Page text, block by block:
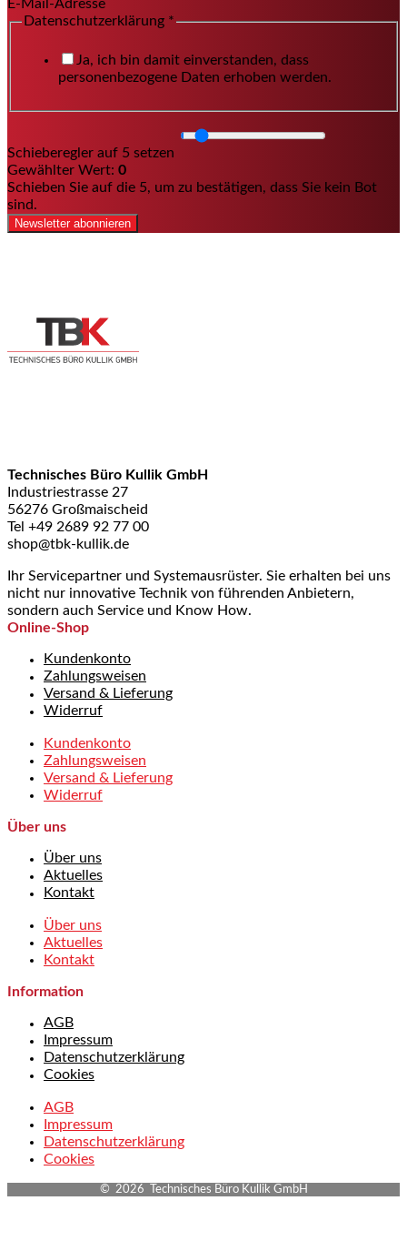
E-Mail-Adresse
Datenschutzerklärung *
Ja, ich bin damit einverstanden, dass
personenbezogene Daten erhoben werden.
Schieberegler auf 5 setzen
Gewählter Wert: 0
Schieben Sie auf die 5, um zu bestätigen, dass Sie kein Bot
sind.
Newsletter abonnieren
Technisches Büro Kullik GmbH
Industriestrasse 27
56276 Großmaischeid
Tel +49 2689 92 77 00
shop@tbk-kullik.de
Ihr Servicepartner und Systemausrüster. Sie erhalten bei uns
nicht nur innovative Technik von führenden Anbietern,
sondern auch Service und Know How.
Online-Shop
Kundenkonto
Zahlungsweisen
Versand & Lieferung
Widerruf
Kundenkonto
Zahlungsweisen
Versand & Lieferung
Widerruf
Über uns
Über uns
Aktuelles
Kontakt
Über uns
Aktuelles
Kontakt
Information
AGB
Impressum
Datenschutzerklärung
Cookies
AGB
Impressum
Datenschutzerklärung
Cookies
© 2026 Technisches Büro Kullik GmbH